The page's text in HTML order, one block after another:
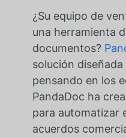
¿Su equipo de
una herramienta
documentos?
solución
pensando en los
PandaDoc ha
para automatizar
acuerdos